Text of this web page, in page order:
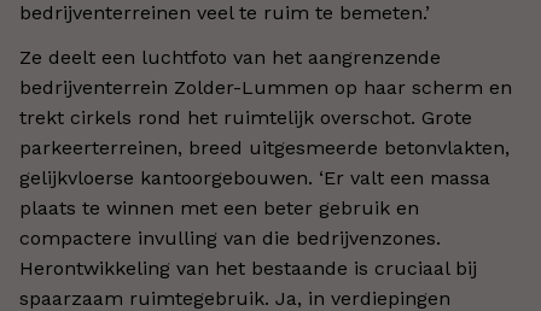
bedrijventerreinen veel te ruim te bemeten.’
Ze deelt een luchtfoto van het aangrenzende
bedrijventerrein Zolder-Lummen op haar scherm en
trekt cirkels rond het ruimtelijk overschot. Grote
parkeerterreinen, breed uitgesmeerde betonvlakten,
gelijkvloerse kantoorgebouwen. ‘Er valt een massa
plaats te winnen met een beter gebruik en
compactere invulling van die bedrijvenzones.
Herontwikkeling van het bestaande is cruciaal bij
spaarzaam ruimtegebruik. Ja, in verdiepingen